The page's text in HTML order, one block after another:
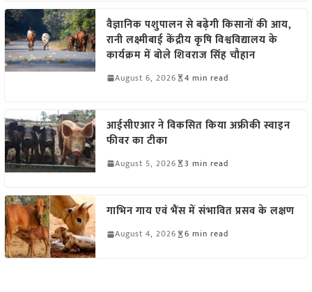
वैज्ञानिक पशुपालन से बढ़ेगी किसानों की आय,
रानी लक्ष्मीबाई केंद्रीय कृषि विश्वविद्यालय के
कार्यक्रम में बोले शिवराज सिंह चौहान
August 6, 2026 4 min read
आईसीएआर ने विकसित किया अफ्रीकी स्वाइन
फीवर का टीका
August 5, 2026 3 min read
गाभिन गाय एवं भैंस में संभावित प्रसव के लक्षण
August 4, 2026 6 min read